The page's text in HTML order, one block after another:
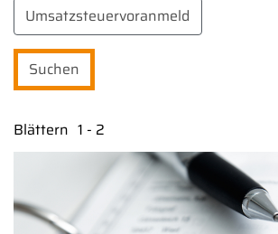
Blättern 1 - 2